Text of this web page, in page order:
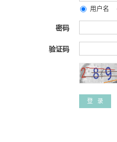
用户名
密码
验证码
登 录